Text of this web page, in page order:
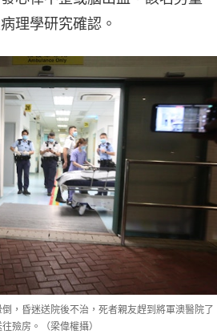
理學研究確認。
，昏迷送院後不治，死者親友趕到將軍澳醫院了
殮房。（梁偉權攝）